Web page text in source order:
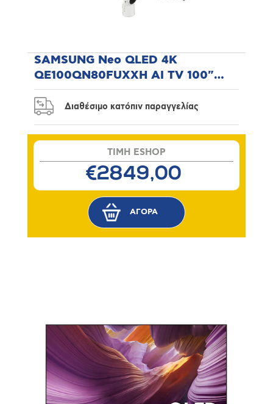
SAMSUNG Neo QLED 4K
QE100QN80FUXXH AI TV 100"
Τηλεόραση
Διαθέσιμο κατόπιν παραγγελίας
TIMH ESHOP
€2849,00